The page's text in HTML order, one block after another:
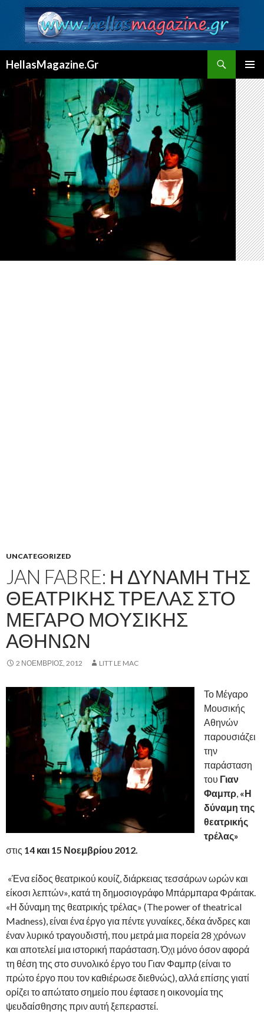
HellasMagazine.Gr
ΚΎΡΙΟ
ΜΕΝΟΎ
ΠΕΡΙΕΧΌΜΕΝΟ
UNCATEGORIZED
JAN FABRE: Η ΔΎΝΑΜΗ ΤΗΣ
ΘΕΑΤΡΙΚΉΣ ΤΡΈΛΑΣ ΣΤΟ
ΜΈΓΑΡΟ ΜΟΥΣΙΚΉΣ
ΑΘΗΝΏΝ
2 ΝΟΈΜΒΡΙΟΣ, 2012 LITT LE MAC
Το Μέγαρο
Μουσικής
Αθηνών
παρουσιάζει
την
παράσταση
του Γιαν
Φαμπρ, «Η
δύναμη της
θεατρικής
τρέλας»
στις 14 και 15 Νοεμβρίου 2012.
«Ένα είδος θεατρικού κουίζ, διάρκειας τεσσάρων ωρών και
είκοσι λεπτών», κατά τη δημοσιογράφο Μπάρμπαρα Φράιτακ.
«Η δύναμη της θεατρικής τρέλας» (The power of theatrical
Madness), είναι ένα έργο για πέντε γυναίκες, δέκα άνδρες και
έναν λυρικό τραγουδιστή, που μετρά μια πορεία 28 χρόνων
και αποτελεί μια ιστορική παράσταση. Όχι μόνο όσον αφορά
τη θέση της στο συνολικό έργο του Γιαν Φαμπρ (είναι το
πρώτο έργο που τον καθιέρωσε διεθνώς), αλλά επίσης γιατί
ορίζει το απώτατο σημείο που έφτασε η οικονομία της
ψευδαίσθησης πριν αυτή ξεπεραστεί.